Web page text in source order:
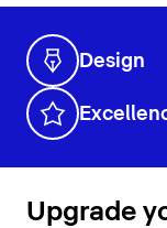
Design
Upgrade